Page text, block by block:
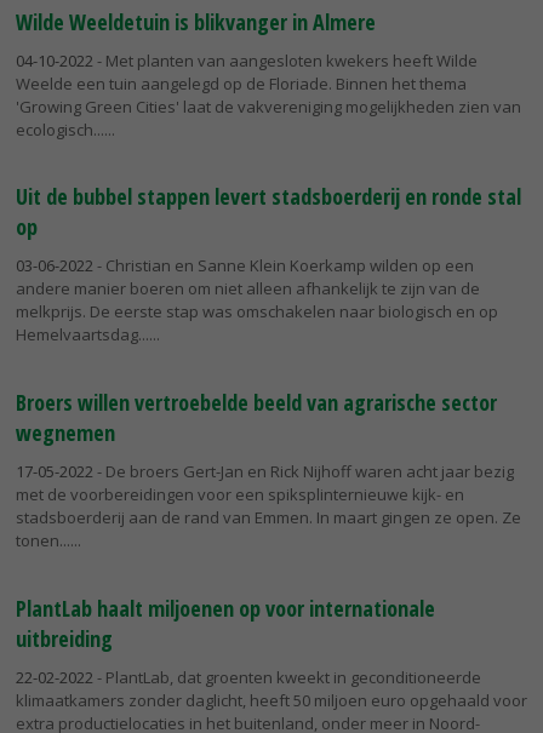
Wilde Weeldetuin is blikvanger in Almere
04-10-2022 - Met planten van aangesloten kwekers heeft Wilde
Weelde een tuin aangelegd op de Floriade. Binnen het thema
'Growing Green Cities' laat de vakvereniging mogelijkheden zien van
ecologisch...
Uit de bubbel stappen levert stadsboerderij en ronde stal
op
03-06-2022 - Christian en Sanne Klein Koerkamp wilden op een
andere manier boeren om niet alleen afhankelijk te zijn van de
melkprijs. De eerste stap was omschakelen naar biologisch en op
Hemelvaartsdag...
Broers willen vertroebelde beeld van agrarische sector
wegnemen
17-05-2022 - De broers Gert-Jan en Rick Nijhoff waren acht jaar bezig
met de voorbereidingen voor een spiksplinternieuwe kijk- en
stadsboerderij aan de rand van Emmen. In maart gingen ze open. Ze
tonen...
PlantLab haalt miljoenen op voor internationale
uitbreiding
22-02-2022 - PlantLab, dat groenten kweekt in geconditioneerde
klimaatkamers zonder daglicht, heeft 50 miljoen euro opgehaald voor
extra productielocaties in het buitenland, onder meer in Noord-